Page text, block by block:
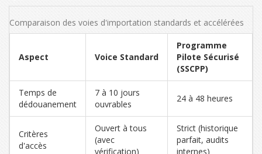
Comparaison des voies d'importation standards et accélérées
Aspect Voice Standard
Programme
Pilote Sécurisé
(SSCPP)
Temps de
dédouanement
7 à 10 jours
ouvrables
24 à 48 heures
Critères
d'accès
Ouvert à tous
(avec
vérification)
Strict (historique
parfait, audits
internes)